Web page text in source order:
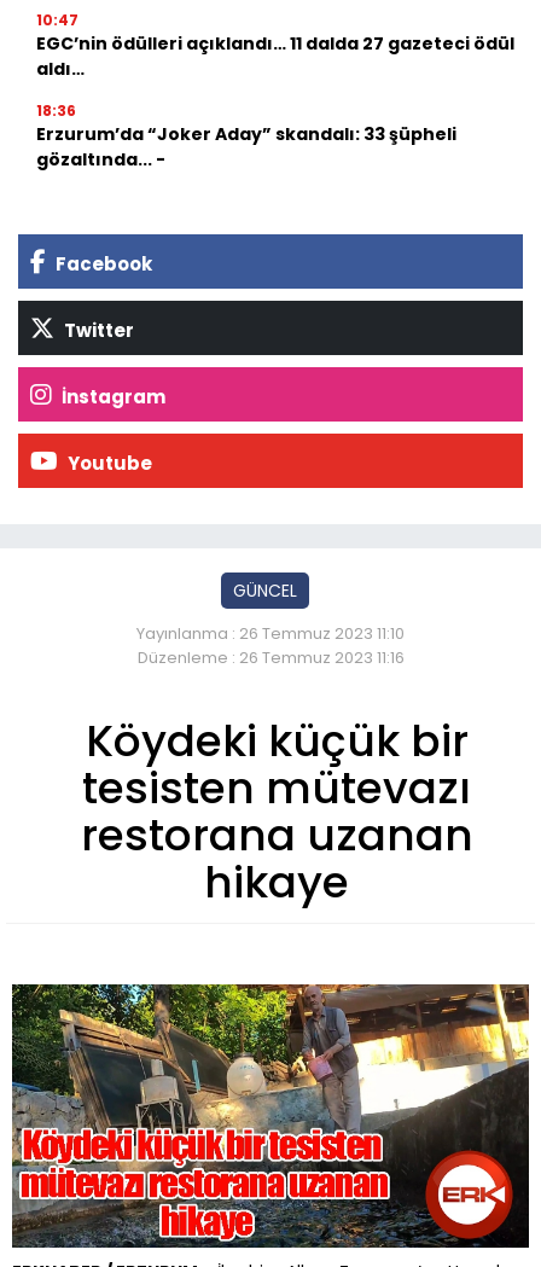
10:47
EGC’nin ödülleri açıklandı… 11 dalda 27 gazeteci ödül
aldı…
18:36
Erzurum’da “Joker Aday” skandalı: 33 şüpheli
gözaltında... -
Facebook
Twitter
İnstagram
Youtube
GÜNCEL
Yayınlanma : 26 Temmuz 2023 11:10
Düzenleme : 26 Temmuz 2023 11:16
Köydeki küçük bir
tesisten mütevazı
restorana uzanan
hikaye